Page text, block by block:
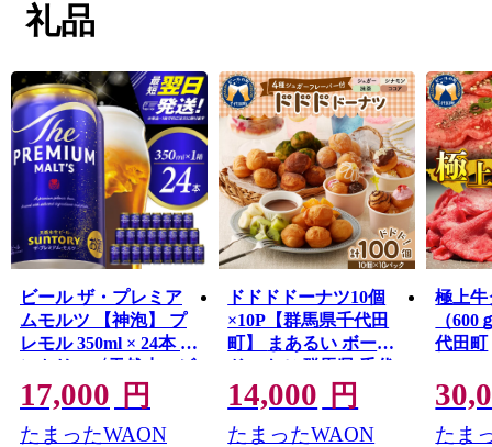
礼品
ビール ザ・プレミア
ムモルツ 【神泡】 プ
レモル 350ml × 24本 サ
ントリー〈天然水のビ
ール工場〉群馬※沖
縄・離島地域へのお届
け不可
17,000 円
たまったWAON
ドドドドーナツ10個
×10P【群馬県千代田
町】 まあるい ボール
ドーナツ 群馬県 千代
田町 大容量 100個＜ヌ
ーベルオリジン＞
14,000 円
たまったWAON
極上牛
（600
代田町
たま